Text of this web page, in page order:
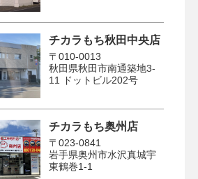
チカラもち秋田中央店
〒010-0013
秋田県秋田市南通築地3-
11 ドットビル202号
チカラもち奥州店
〒023-0841
岩手県奥州市水沢真城宇
東鶴巻1‐1